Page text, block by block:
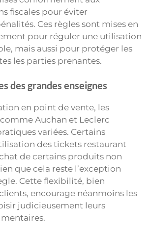
fiscales pour éviter
Ces règles sont mises en
pour réguler une utilisation
mais aussi pour protéger les
les parties prenantes.
des grandes enseignes
en point de vente, les
Auchan et Leclerc
variées. Certains
des tickets restaurant
de certains produits non
que cela reste l’exception
Cette flexibilité, bien
encourage néanmoins les
judicieusement leurs